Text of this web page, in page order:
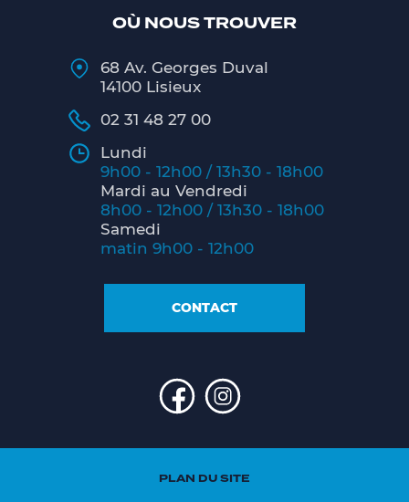
OÙ NOUS TROUVER
68 Av. Georges Duval
14100 Lisieux
02 31 48 27 00
Lundi
9h00 - 12h00 / 13h30 - 18h00
Mardi au Vendredi
8h00 - 12h00 / 13h30 - 18h00
Samedi
matin 9h00 - 12h00
CONTACT
PLAN DU SITE